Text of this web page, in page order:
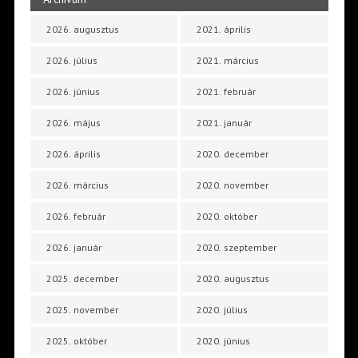
2026. augusztus
2026. július
2026. június
2026. május
2026. április
2026. március
2026. február
2026. január
2025. december
2025. november
2025. október
2021. április
2021. március
2021. február
2021. január
2020. december
2020. november
2020. október
2020. szeptember
2020. augusztus
2020. július
2020. június